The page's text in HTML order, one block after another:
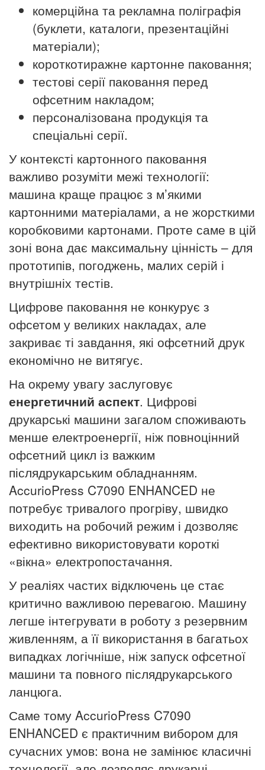
комерційна та рекламна поліграфія
(буклети, каталоги, презентаційні
матеріали);
короткотиражне картонне паковання;
тестові серії паковання перед
офсетним накладом;
персоналізована продукція та
спеціальні серії.
У контексті картонного паковання
важливо розуміти межі технології:
машина краще працює з м’якими
картонними матеріалами, а не жорсткими
коробковими картонами. Проте саме в цій
зоні вона дає максимальну цінність – для
прототипів, погоджень, малих серій і
внутрішніх тестів.
Цифрове паковання не конкурує з
офсетом у великих накладах, але
закриває ті завдання, які офсетний друк
економічно не витягує.
На окрему увагу заслуговує
енергетичний аспект. Цифрові
друкарські машини загалом споживають
менше електроенергії, ніж повноцінний
офсетний цикл із важким
післядрукарським обладнанням.
AccurioPress C7090 ENHANCED не
потребує тривалого прогріву, швидко
виходить на робочий режим і дозволяє
ефективно використовувати короткі
«вікна» електропостачання.
У реаліях частих відключень це стає
критично важливою перевагою. Машину
легше інтегрувати в роботу з резервним
живленням, а її використання в багатьох
випадках логічніше, ніж запуск офсетної
машини та повного післядрукарського
ланцюга.
Саме тому AccurioPress C7090
ENHANCED є практичним вибором для
сучасних умов: вона не замінює класичні